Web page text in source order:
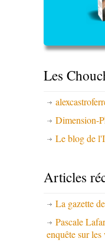
Les
Dimension-
Le blog de
Articles
La gazette
Pascale
enquête sur